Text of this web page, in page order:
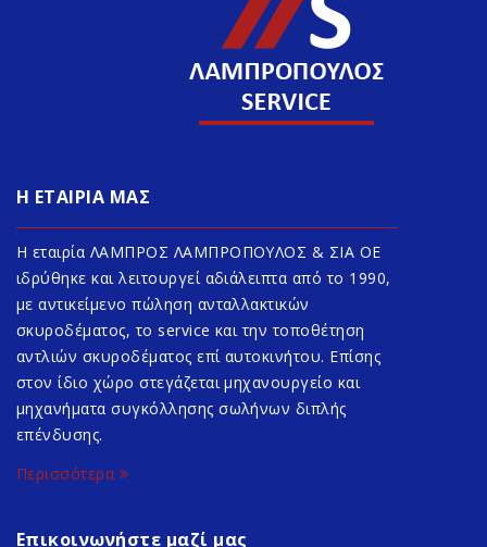
Η ΕΤΑΙΡΙΑ ΜΑΣ
Η εταιρία ΛΑΜΠΡΟΣ ΛΑΜΠΡΟΠΟΥΛΟΣ & ΣΙΑ ΟΕ
ιδρύθηκε και λειτουργεί αδιάλειπτα από το 1990,
με αντικείμενο πώληση ανταλλακτικών
σκυροδέματος, το service και την τοποθέτηση
αντλιών σκυροδέματος επί αυτοκινήτου. Επίσης
στον ίδιο χώρο στεγάζεται μηχανουργείο και
μηχανήματα συγκόλλησης σωλήνων διπλής
επένδυσης.
Περισσότερα
Επικοινωνήστε μαζί μας